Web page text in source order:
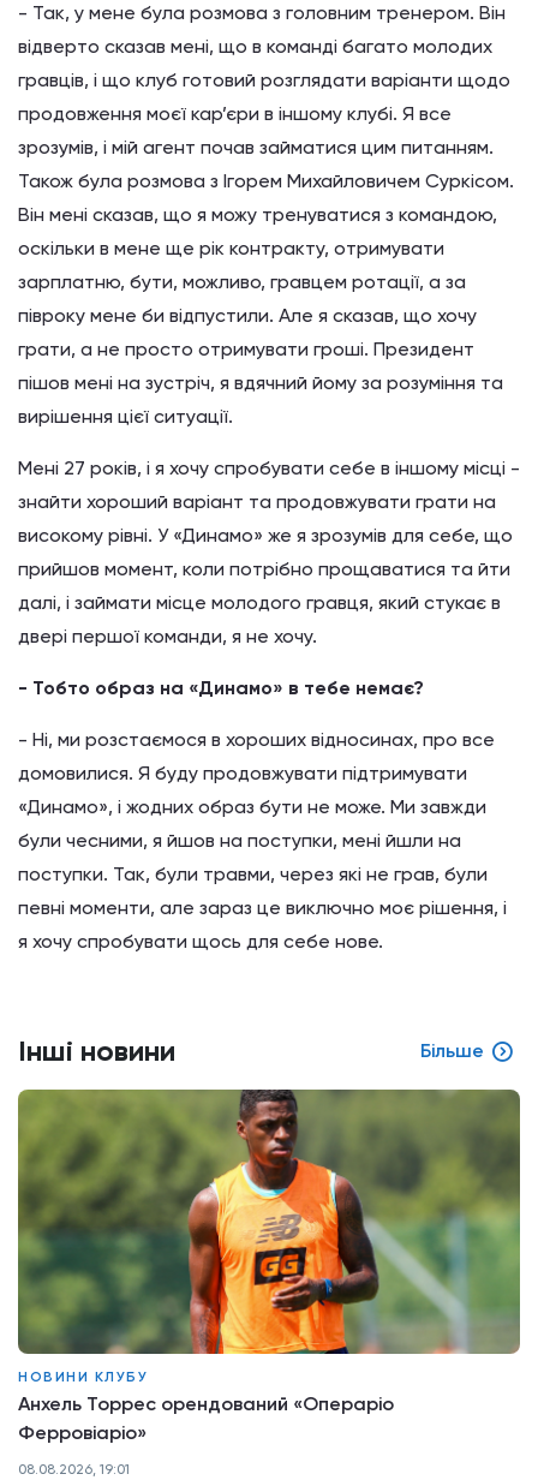
- Так, у мене була розмова з головним тренером. Він
відверто сказав мені, що в команді багато молодих
гравців, і що клуб готовий розглядати варіанти щодо
продовження моєї кар’єри в іншому клубі. Я все
зрозумів, і мій агент почав займатися цим питанням.
Також була розмова з Ігорем Михайловичем Суркісом.
Він мені сказав, що я можу тренуватися з командою,
оскільки в мене ще рік контракту, отримувати
зарплатню, бути, можливо, гравцем ротації, а за
півроку мене би відпустили. Але я сказав, що хочу
грати, а не просто отримувати гроші. Президент
пішов мені на зустріч, я вдячний йому за розуміння та
вирішення цієї ситуації.
Мені 27 років, і я хочу спробувати себе в іншому місці -
знайти хороший варіант та продовжувати грати на
високому рівні. У «Динамо» же я зрозумів для себе, що
прийшов момент, коли потрібно прощаватися та йти
далі, і займати місце молодого гравця, який стукає в
двері першої команди, я не хочу.
- Тобто образ на «Динамо» в тебе немає?
- Ні, ми розстаємося в хороших відносинах, про все
домовилися. Я буду продовжувати підтримувати
«Динамо», і жодних образ бути не може. Ми завжди
були чесними, я йшов на поступки, мені йшли на
поступки. Так, були травми, через які не грав, були
певні моменти, але зараз це виключно моє рішення, і
я хочу спробувати щось для себе нове.
Інші новини Більше
НОВИНИ КЛУБУ
Анхель Торрес орендований «Операріо
Ферровіаріо»
08.08.2026, 19:01